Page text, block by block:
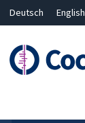
Deutsch English